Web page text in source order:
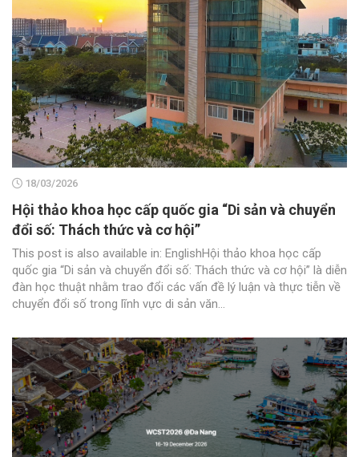
18/03/2026
Hội thảo khoa học cấp quốc gia “Di sản và chuyển
đổi số: Thách thức và cơ hội”
This post is also available in: EnglishHội thảo khoa học cấp
quốc gia “Di sản và chuyển đổi số: Thách thức và cơ hội” là diễn
đàn học thuật nhằm trao đổi các vấn đề lý luận và thực tiễn về
chuyển đổi số trong lĩnh vực di sản văn...